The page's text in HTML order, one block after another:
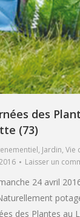
des
(73)
, Jardin, Vie
Laisser un
24 avril
des Plantes au